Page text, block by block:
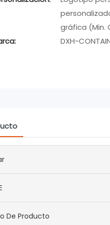
gráfica (Min.
DXH-
De Producto